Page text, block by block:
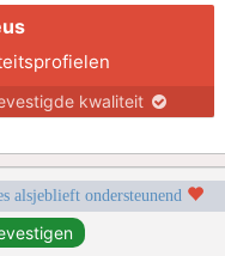
kwaliteit
alsjeblieft ondersteunend